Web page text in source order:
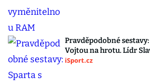
Pravděpodobné
Vojtou na hrotu. Lídr
iSport.cz